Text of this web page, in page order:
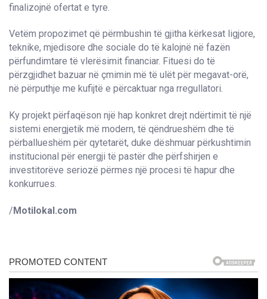
finalizojnë ofertat e tyre.
Vetëm propozimet që përmbushin të gjitha kërkesat ligjore,
teknike, mjedisore dhe sociale do të kalojnë në fazën
përfundimtare të vlerësimit financiar. Fituesi do të
përzgjidhet bazuar në çmimin më të ulët për megavat-orë,
në përputhje me kufijtë e përcaktuar nga rregullatori.
Ky projekt përfaqëson një hap konkret drejt ndërtimit të një
sistemi energjetik më modern, të qëndrueshëm dhe të
përballueshëm për qytetarët, duke dëshmuar përkushtimin
institucional për energji të pastër dhe përfshirjen e
investitorëve seriozë përmes një procesi të hapur dhe
konkurrues.
/Motilokal.com